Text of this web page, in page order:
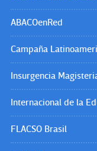
ABACOenRed
Campaña
Insurgencia
Internacional de la
FLACSO Brasil